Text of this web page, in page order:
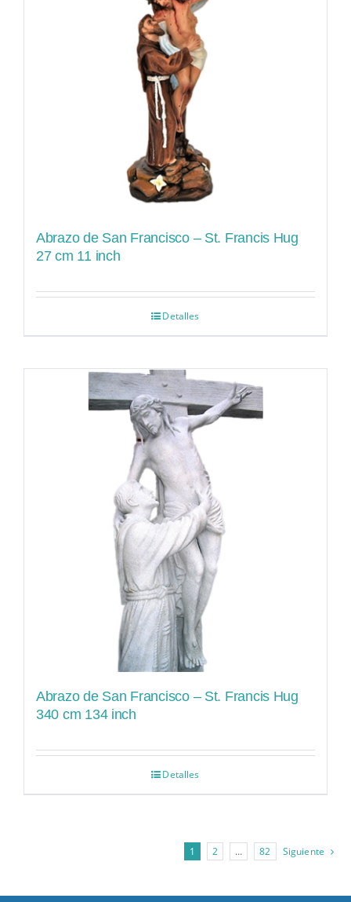
Abrazo de San Francisco – St. Francis Hug
27 cm 11 inch
Detalles
Abrazo de San Francisco – St. Francis Hug
340 cm 134 inch
Detalles
1 2 … 82 Siguiente